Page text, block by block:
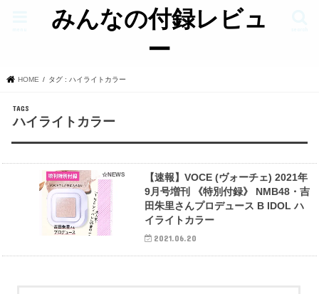
みんなの付録レビュ
ー
HOME タグ : ハイライトカラー
ハイライトカラー
☆NEWS
【速報】VOCE (ヴォーチェ) 2021年
9月号増刊 《特別付録》 NMB48・吉
田朱里さんプロデュース B IDOL ハ
イライトカラー
2021.06.20